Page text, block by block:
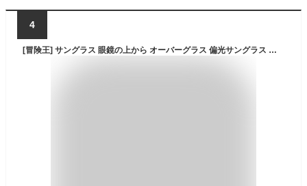
4
[冒険王] サングラス 眼鏡の上から オーバーグラス 偏光サングラス 【鯖江企画/跳ね上げ/運転用】 SC60K-Y75